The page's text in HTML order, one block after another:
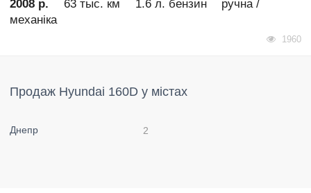
2008 р.
63 тыс. км 1.6 л. бензин
ручна /
механіка
1960
Продаж Hyundai 160D у містах
Днепр 2